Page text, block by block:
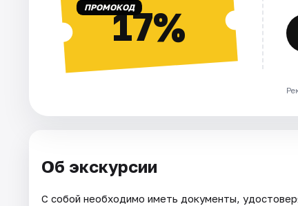
ПРОМОКОД17%
Об экскурсии
С собой необходимо иметь документы,